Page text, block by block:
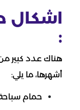
اشكال
:
هناك عدد كبير
أشهرها، ما يلي:
حمام